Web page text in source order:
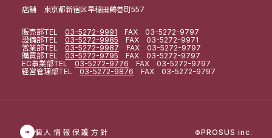
店舗 東京都新宿区早稲田鶴巻町557
販売部TEL 03-5272-9991 FAX 03-5272-9797
設備部TEL 03-5272-9985 FAX 03-5272-9971
営業部TEL 03-5272-9987 FAX 03-5272-9797
購買部TEL 03-5272-9795 FAX 03-5272-9797
EC事業部TEL 03-5272-9776 FAX 03-5272-9797
経営管理部TEL 03-5272-9876 FAX 03-5272-9797
個人情報保護方針 ©PROSUS inc.